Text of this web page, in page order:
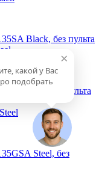
Black, без пульта
Steel, без пульта
Steel, без
×
какой у Вас
подобрать